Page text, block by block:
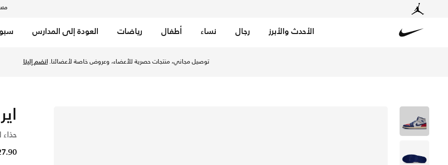
الأحدث والأبرز رجال نساء أطفال رياضات العودة إلى المدارس
معًا عبر الرياضة
توصيل مجاني إلى جميع أنحاء الكويت. لأن الحركة تجمعنا.تسوق الآن
حذاء
27.90